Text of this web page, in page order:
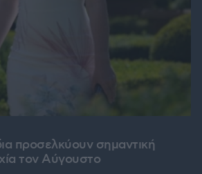
προσελκύουν σημαντική
τον Αύγουστο